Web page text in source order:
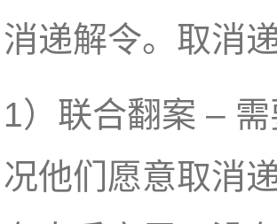
消递解令。取消
1）联合翻案 –
况他们愿意取消